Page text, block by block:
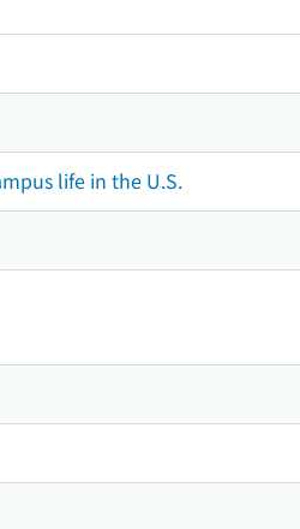
life in the U.S.